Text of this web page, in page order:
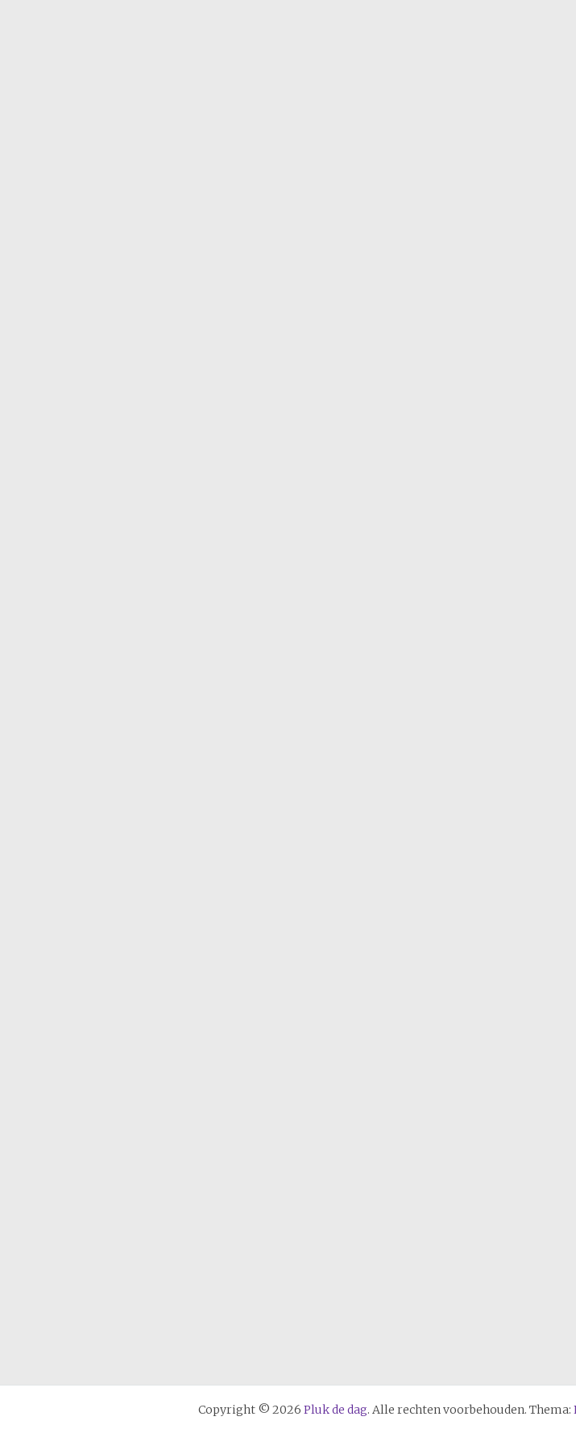
Copyright © 2026 Pluk de dag. Alle rechten voorbehouden. Thema: